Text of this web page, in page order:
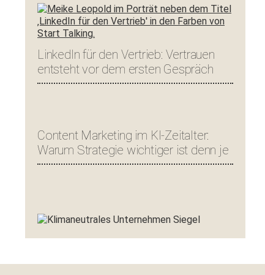
LinkedIn für den Vertrieb: Vertrauen
entsteht vor dem ersten Gespräch
Content Marketing im KI-Zeitalter:
Warum Strategie wichtiger ist denn je